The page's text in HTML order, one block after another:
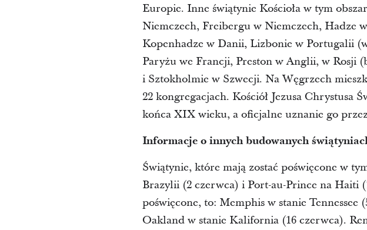
Europie. Inne świątynie Kościoła w tym
Niemczech, Freibergu w Niemczech,
Kopenhadze w Danii, Lizbonie w Portugalii
Paryżu we Francji, Preston w Anglii, w Rosji
i Sztokholmie w Szwecji. Na Węgrzech
22 kongregacjach. Kościół Jezusa Chrystusa
końca XIX wieku, a oficjalne uznanie go
Informacje o innych budowanych
Świątynie, które mają zostać poświęcone w
Brazylii (2 czerwca) i Port-au-Prince na Haiti
poświęcone, to: Memphis w stanie
Oakland w stanie Kalifornia (16 czerwca).